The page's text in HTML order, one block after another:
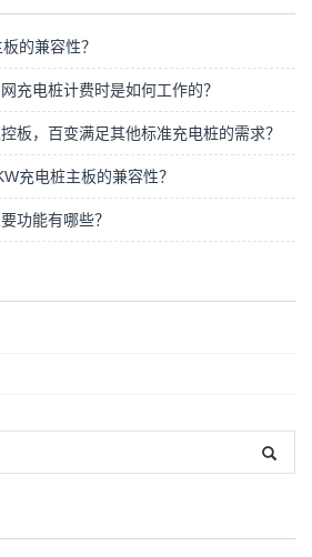
的兼容性？
充电桩计费时是如何工作的？
板，百变满足其他标准充电桩的需求？
充电桩主板的兼容性？
功能有哪些？